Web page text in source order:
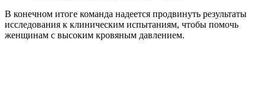
В конечном итоге команда надеется продвинуть результаты
исследования к клиническим испытаниям, чтобы помочь
женщинам с высоким кровяным давлением.